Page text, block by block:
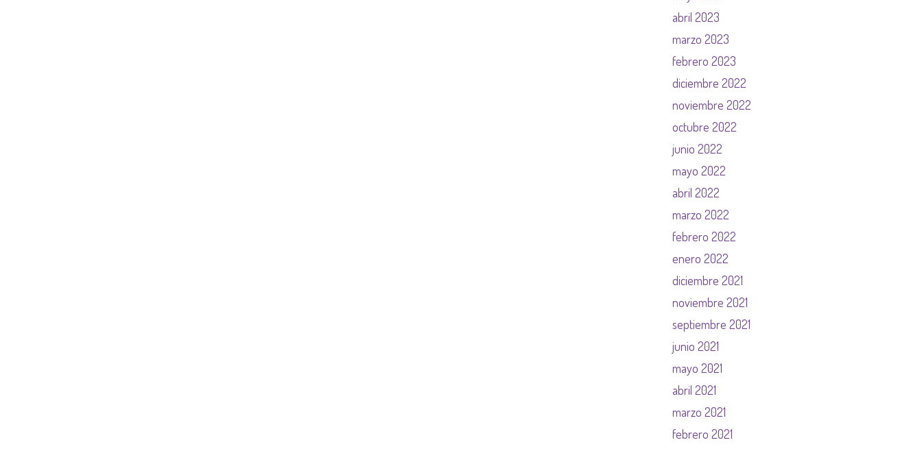
abril 2023
marzo 2023
febrero 2023
diciembre 2022
noviembre 2022
octubre 2022
junio 2022
mayo 2022
abril 2022
marzo 2022
febrero 2022
enero 2022
diciembre 2021
noviembre 2021
septiembre 2021
junio 2021
mayo 2021
abril 2021
marzo 2021
febrero 2021